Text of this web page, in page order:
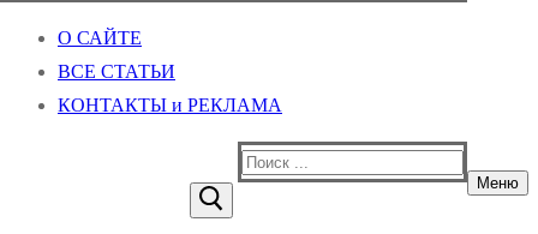
О САЙТЕ
ВСЕ СТАТЬИ
КОНТАКТЫ и РЕКЛАМА
Найти:
Меню